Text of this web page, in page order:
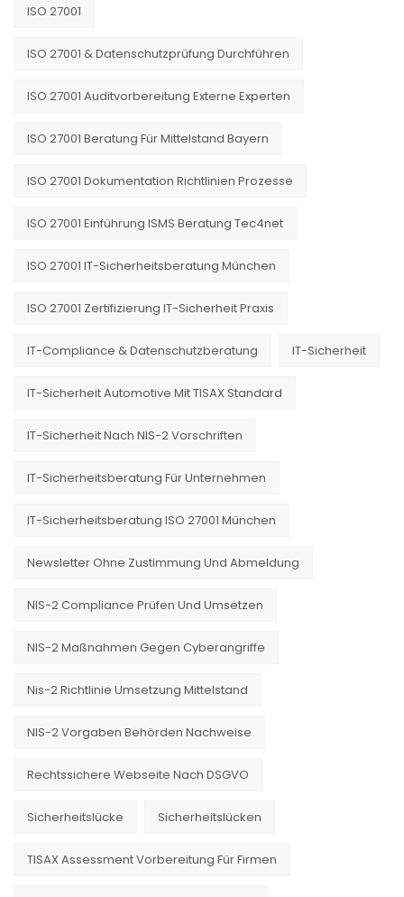
ISO 27001
ISO 27001 & Datenschutzprüfung Durchführen
ISO 27001 Auditvorbereitung Externe Experten
ISO 27001 Beratung Für Mittelstand Bayern
ISO 27001 Dokumentation Richtlinien Prozesse
ISO 27001 Einführung ISMS Beratung Tec4net
ISO 27001 IT-Sicherheitsberatung München
ISO 27001 Zertifizierung IT-Sicherheit Praxis
IT-Compliance & Datenschutzberatung IT-Sicherheit
IT-Sicherheit Automotive Mit TISAX Standard
IT-Sicherheit Nach NIS-2 Vorschriften
IT-Sicherheitsberatung Für Unternehmen
IT-Sicherheitsberatung ISO 27001 München
Newsletter Ohne Zustimmung Und Abmeldung
NIS-2 Compliance Prüfen Und Umsetzen
NIS-2 Maßnahmen Gegen Cyberangriffe
Nis-2 Richtlinie Umsetzung Mittelstand
NIS-2 Vorgaben Behörden Nachweise
Rechtssichere Webseite Nach DSGVO
Sicherheitslücke Sicherheitslücken
TISAX Assessment Vorbereitung Für Firmen